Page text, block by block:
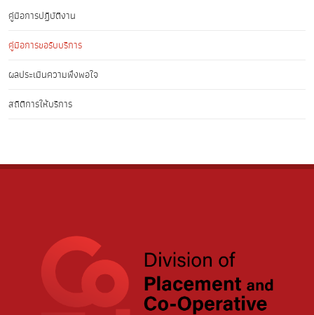
คู่มือการปฏิบัติงาน
คู่มือการขอรับบริการ
ผลประเมินความพึงพอใจ
สถิติการให้บริการ